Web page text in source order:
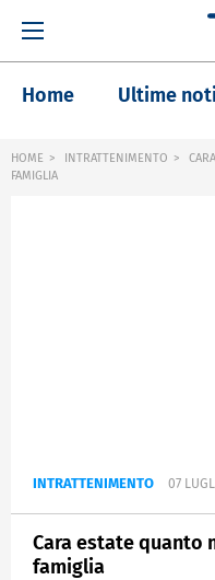
Home Ultime
HOME INTRATTENIMENTO
FAMIGLIA
INTRATTENIMENTO 07
Cara estate quanto
famiglia